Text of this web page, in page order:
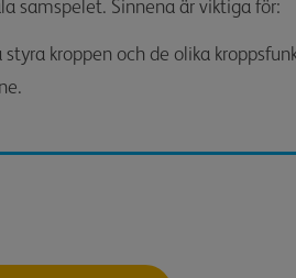
samspelet. Sinnena är viktiga för:
kroppen och de olika